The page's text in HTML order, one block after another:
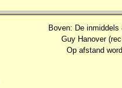
Boven: De
Guy Hanover
Op afstand